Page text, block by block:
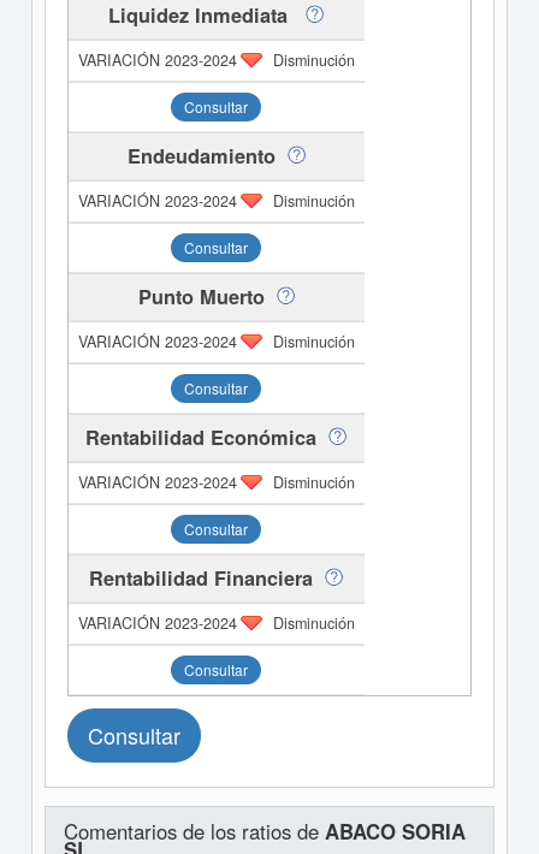
Liquidez Inmediata
Disminución
Consultar
Endeudamiento
Disminución
Consultar
Punto Muerto
Disminución
Consultar
Rentabilidad Económica
Disminución
Consultar
Rentabilidad Financiera
Disminución
Consultar
Consultar
Comentarios de los ratios de ABACO SORIA